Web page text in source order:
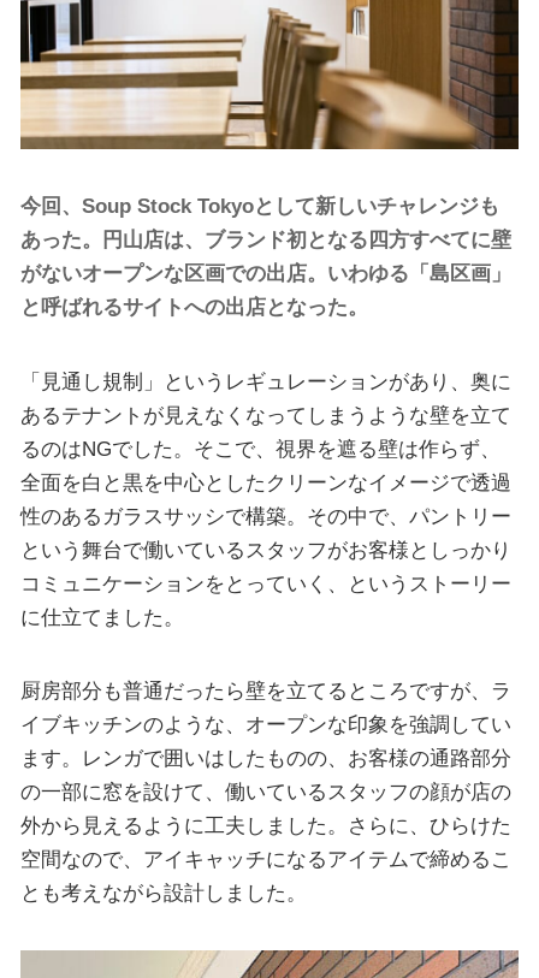
今回、Soup Stock Tokyoとして新しいチャレンジも
あった。円山店は、ブランド初となる四方すべてに壁
がないオープンな区画での出店。いわゆる「島区画」
と呼ばれるサイトへの出店となった。
「見通し規制」というレギュレーションがあり、奥に
あるテナントが見えなくなってしまうような壁を立て
るのはNGでした。そこで、視界を遮る壁は作らず、
全面を白と黒を中心としたクリーンなイメージで透過
性のあるガラスサッシで構築。その中で、パントリー
という舞台で働いているスタッフがお客様としっかり
コミュニケーションをとっていく、というストーリー
に仕立てました。
厨房部分も普通だったら壁を立てるところですが、ラ
イブキッチンのような、オープンな印象を強調してい
ます。レンガで囲いはしたものの、お客様の通路部分
の一部に窓を設けて、働いているスタッフの顔が店の
外から見えるように工夫しました。さらに、ひらけた
空間なので、アイキャッチになるアイテムで締めるこ
とも考えながら設計しました。